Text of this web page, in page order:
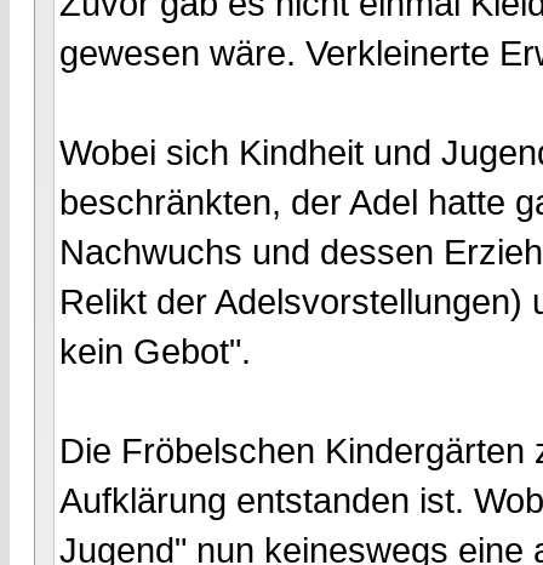
gewesen wäre. Verkleinerte
Wobei sich Kindheit und
beschränkten, der Adel hatte
Nachwuchs und dessen
Relikt der
kein Gebot".
Die Fröbelschen
Aufklärung entstanden ist.
Jugend" nun keineswegs eine